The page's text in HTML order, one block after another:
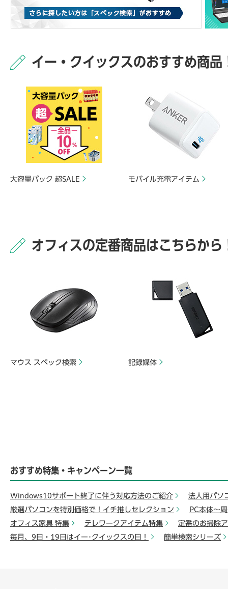
イー・クイックスのおすすめ商品
大容量パック 超SALE モバイル充電アイテム
オフィスの定番商品はこちらから
マウス スペック検索 記録媒体
おすすめ特集・キャンペーン一覧
Windows10サポート終了に伴う対応方法のご紹介
法人用パソ
厳選パソコンを特別価格で！イチ推しセレクション
PC本体～
オフィス家具 特集
テレワークアイテム特集
定番のお掃除
毎月、9日・19日はイー･クイックスの日！
簡単検索シリーズ